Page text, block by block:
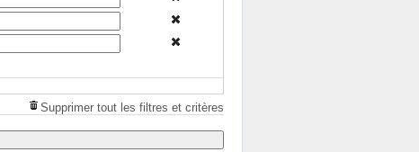
Supprimer tout les filtres et critères